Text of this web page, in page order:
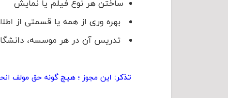
ساختن هر نوع فیلم یا نمایش
بهره وری از همه یا قسمتی از
تدریس آن در هر موسسه،
تذکر: این مجوز ؛ هیچ گونه حق مولف